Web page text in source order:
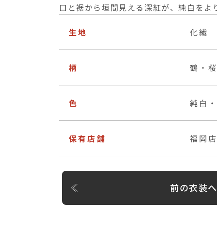
口と裾から垣間見える深紅が、純白をよ
生地 化繊
柄 鶴・
色 純白
保有店舗 福岡
前の衣装へ